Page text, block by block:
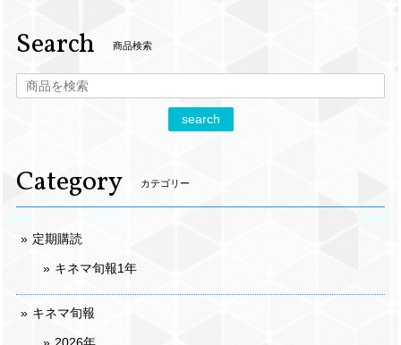
Search 商品検索
search
Category カテゴリー
定期購読
キネマ旬報1年
キネマ旬報